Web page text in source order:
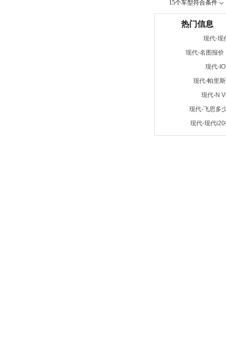
15个车型符合条件
热门信息
现代-现
现代-名图报价
现代-
现代-帕里
现代-N
现代-飞思多
现代-现代